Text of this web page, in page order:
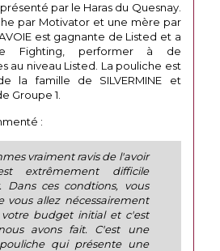
par le Haras du Quesnay.
par Motivator et une mère par
est gagnante de Listed et a
Fighting, performer à de
au niveau Listed. La pouliche est
la famille de SILVERMINE et
Groupe 1.
:
vraiment ravis de l'avoir
extrêmement difficile
Dans ces condtions, vous
vous allez nécessairement
votre budget initial et c'est
avons fait. C'est une
qui présente une